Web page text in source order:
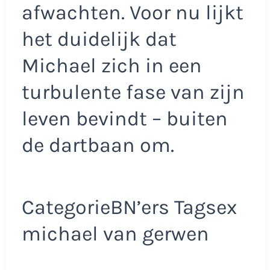
afwachten. Voor nu lijkt
het duidelijk dat
Michael zich in een
turbulente fase van zijn
leven bevindt – buiten
de dartbaan om.
CategorieBN’ers Tagsex
michael van gerwen